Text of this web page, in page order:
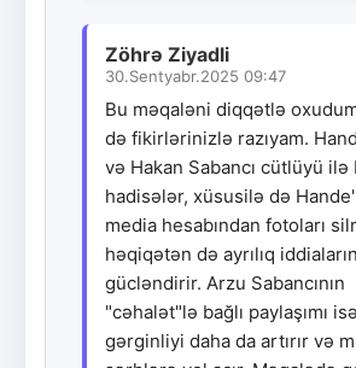
Zöhrə Ziyadli
30.Sentyabr.2025 09:47
Bu məqaləni diqqətlə
də fikirlərinizlə razıyam.
və Hakan Sabancı cütlüyü ilə
hadisələr, xüsusilə də
media hesabından fotoları
həqiqətən də ayrılıq
gücləndirir. Arzu Sabancının
"cəhalət"lə bağlı paylaşımı
gərginliyi daha da artırır və